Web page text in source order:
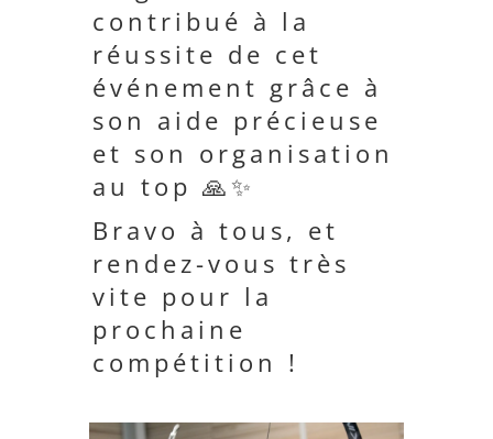
contribué à la
réussite de cet
événement grâce à
son aide précieuse
et son organisation
au top 🙏✨
Bravo à tous, et
rendez-vous très
vite pour la
prochaine
compétition !